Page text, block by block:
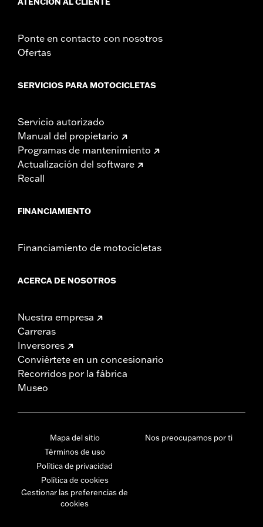
Ponte en contacto con nosotros
Ofertas
SERVICIOS PARA MOTOCICLETAS
Servicio autorizado
Manual del propietario
Programas de mantenimiento
Actualización del software
Recall
FINANCIAMIENTO
Financiamiento de motocicletas
ACERCA DE NOSOTROS
Nuestra empresa
Carreras
Inversores
Conviértete en un concesionario
Recorridos por la fábrica
Museo
Mapa del sitio
Términos de uso
Política de privacidad
Política de cookies
Gestionar las preferencias de
cookies
Nos preocupamos por ti